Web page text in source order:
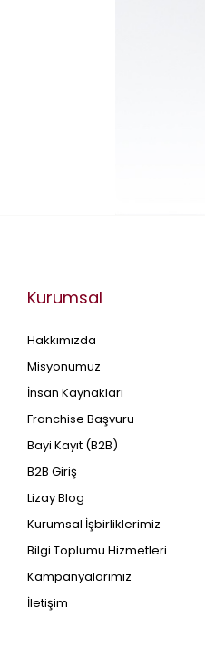
Kurumsal
Hakkımızda
Misyonumuz
İnsan Kaynakları
Franchise Başvuru
Bayi Kayıt (B2B)
B2B Giriş
Lizay Blog
Kurumsal İşbirliklerimiz
Bilgi Toplumu Hizmetleri
Kampanyalarımız
İletişim